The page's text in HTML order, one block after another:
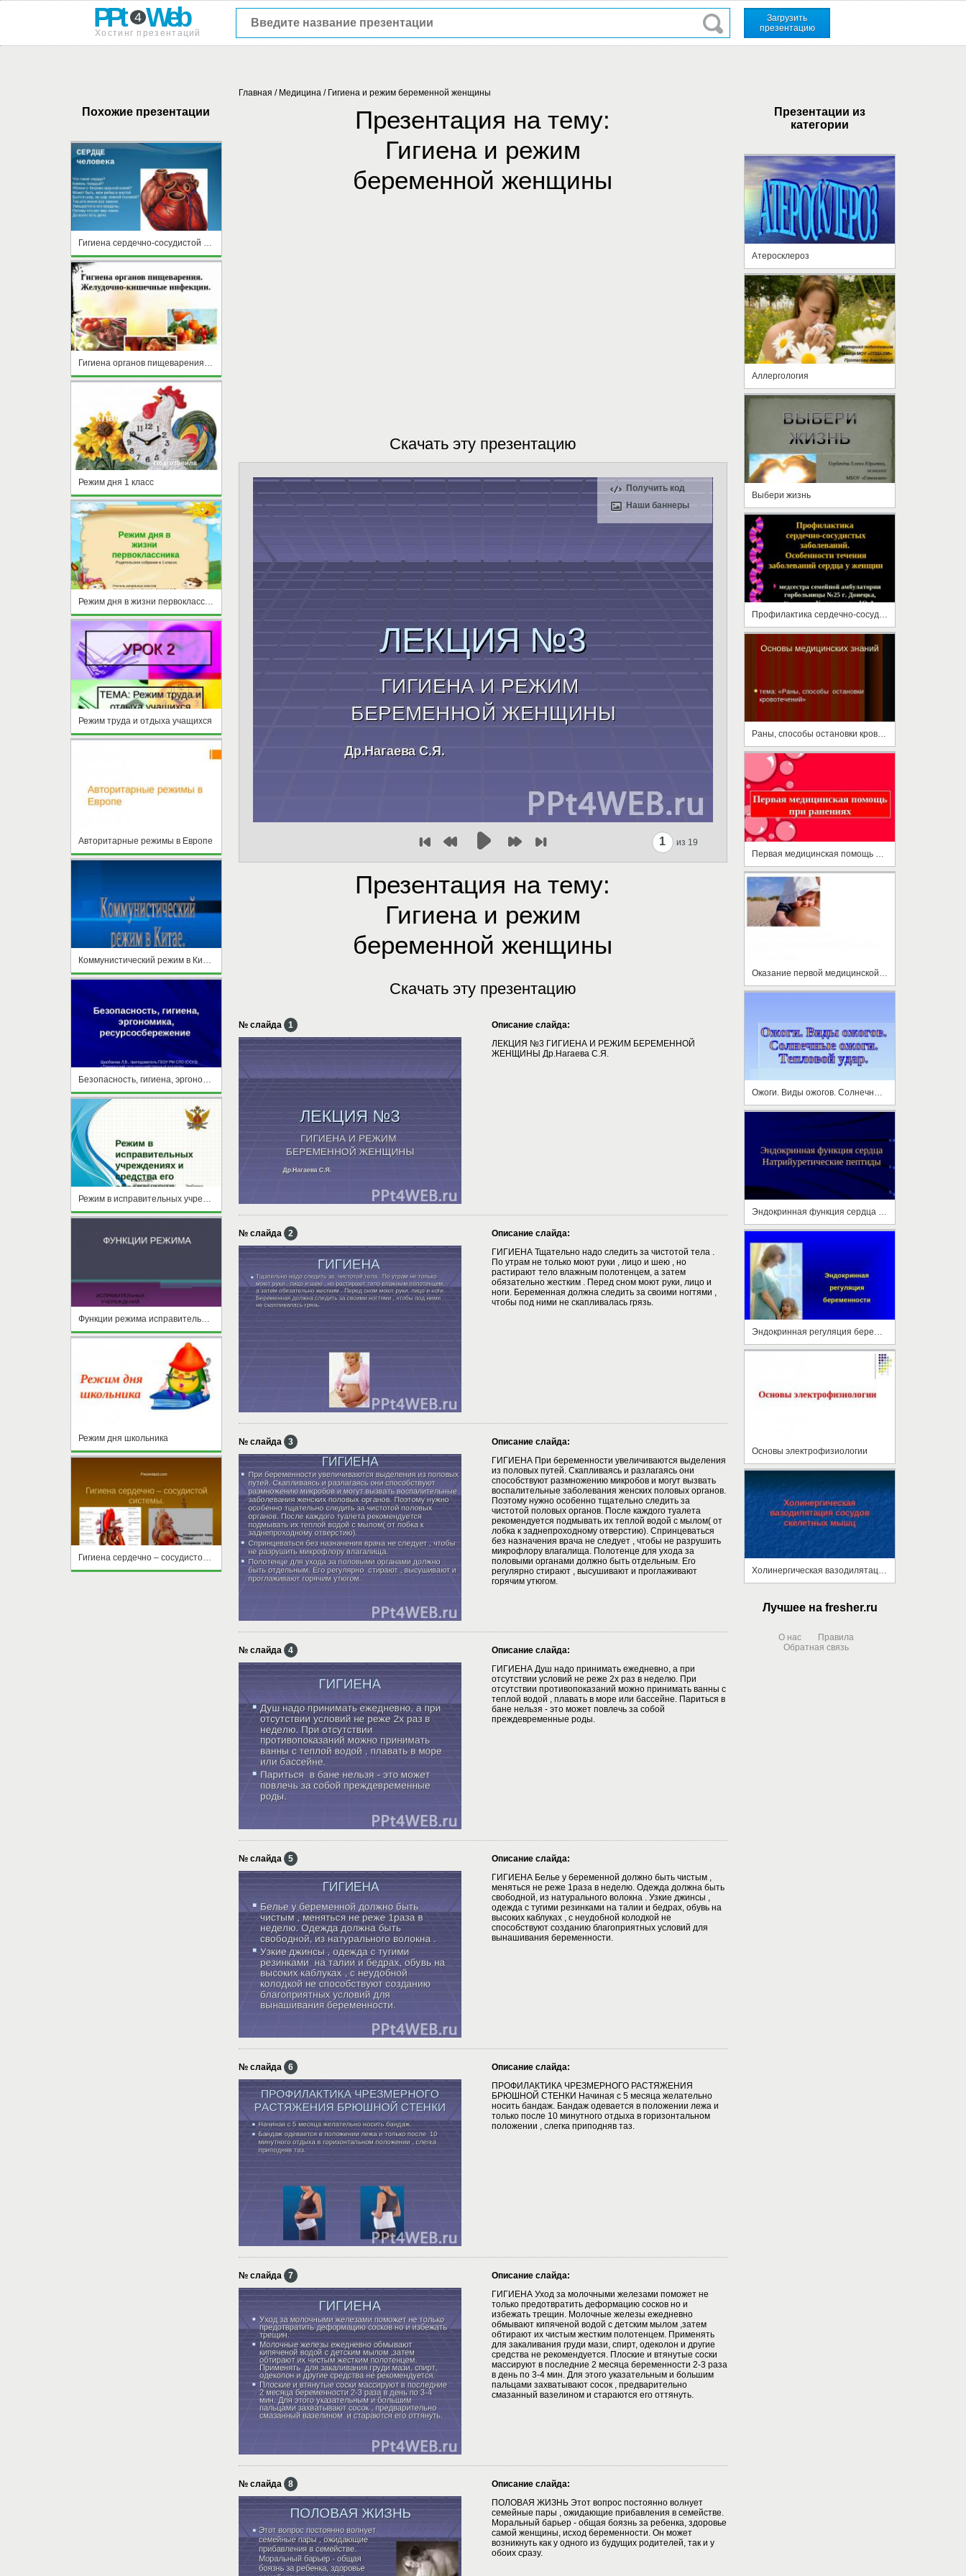
PPt 4 Web
Хостинг презентаций
Загрузить
презентацию
Похожие презентации
Гигиена сердечно-сосудистой системы
Режим дня 1 класс
Режим дня в жизни первоклассника
Режим труда и отдыха учащихся
Авторитарные режимы в Европе
Коммунистический режим в Китае
Безопасность, гигиена, эргономика, ресурсосбережение
Режим в исправительных учреждениях и средства его обеспечения
Режим дня школьника
Гигиена сердечно – сосудистой системы.
Главная / Медицина / Гигиена и режим беременной женщины
Презентация на тему:
Гигиена и режим
беременной женщины
Скачать эту презентацию
Получить код
Наши баннеры
1 из 19
Презентация на тему:
Гигиена и режим
беременной женщины
Скачать эту презентацию
№ слайда 1
Описание слайда:
ЛЕКЦИЯ №3 ГИГИЕНА И РЕЖИМ БЕРЕМЕННОЙ
ЖЕНЩИНЫ Др.Нагаева С.Я.
№ слайда 2
Описание слайда:
ГИГИЕНА Тщательно надо следить за чистотой тела .
По утрам не только моют руки , лицо и шею , но
растирают тело влажным полотенцем, а затем
обязательно жестким . Перед сном моют руки, лицо и
ноги. Беременная должна следить за своими ногтями ,
чтобы под ними не скапливалась грязь.
№ слайда 3
Описание слайда:
ГИГИЕНА При беременности увеличиваются выделения
из половых путей. Скапливаясь и разлагаясь они
способствуют размножению микробов и могут вызвать
воспалительные заболевания женских половых органов.
Поэтому нужно особенно тщательно следить за
чистотой половых органов. После каждого туалета
рекомендуется подмывать их теплой водой с мылом( от
лобка к заднепроходному отверстию). Спринцеваться
без назначения врача не следует , чтобы не разрушить
микрофлору влагалища. Полотенце для ухода за
половыми органами должно быть отдельным. Его
регулярно стирают , высушивают и проглаживают
горячим утюгом.
№ слайда 4
Описание слайда:
ГИГИЕНА Душ надо принимать ежедневно, а при
отсутствии условий не реже 2х раз в неделю. При
отсутствии противопоказаний можно принимать ванны с
теплой водой , плавать в море или бассейне. Париться в
бане нельзя - это может повлечь за собой
преждевременные роды.
№ слайда 5
Описание слайда:
ГИГИЕНА Белье у беременной должно быть чистым ,
меняться не реже 1раза в неделю. Одежда должна быть
свободной, из натурального волокна . Узкие джинсы ,
одежда с тугими резинками на талии и бедрах, обувь на
высоких каблуках , с неудобной колодкой не
способствуют созданию благоприятных условий для
вынашивания беременности.
№ слайда 6
Описание слайда:
ПРОФИЛАКТИКА ЧРЕЗМЕРНОГО РАСТЯЖЕНИЯ
БРЮШНОЙ СТЕНКИ Начиная с 5 месяца желательно
носить бандаж. Бандаж одевается в положении лежа и
только после 10 минутного отдыха в горизонтальном
положении , слегка приподняв таз.
№ слайда 7
Описание слайда:
ГИГИЕНА Уход за молочными железами поможет не
только предотвратить деформацию сосков но и
избежать трещин. Молочные железы ежедневно
обмывают кипяченой водой с детским мылом ,затем
обтирают их чистым жестким полотенцем. Применять
для закаливания груди мази, спирт, одеколон и другие
средства не рекомендуется. Плоские и втянутые соски
массируют в последние 2 месяца беременности 2-3 раза
в день по 3-4 мин. Для этого указательным и большим
пальцами захватывают сосок , предварительно
смазанный вазелином и стараются его оттянуть.
№ слайда 8
Описание слайда:
ПОЛОВАЯ ЖИЗНЬ Этот вопрос постоянно волнует
семейные пары , ожидающие прибавления в семействе.
Моральный барьер - общая боязнь за ребенка, здоровье
самой женщины, исход беременности. Он может
возникнуть как у одного из будущих родителей, так и у
обоих сразу.
Презентации из
категории
Атеросклероз
Аллергология
Выбери жизнь
Профилактика сердечно-сосудистых заболеваний
Раны, способы остановки кровотечений
Оказание первой медицинской помощи при тепловом и солнечном ударе, отморожении и ожоге
Ожоги. Виды ожогов. Солнечные ожоги. Тепловой удар
Эндокринная функция сердца Натрийуретические пептиды
Основы электрофизиологии
Холинергическая вазодилятация сосудов скелетных мышц
Лучшее на fresher.ru
О нас
Правила
Обратная связь